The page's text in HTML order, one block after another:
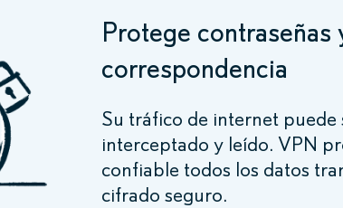
Protege contraseñas
correspondencia
Su tráfico de internet puede
interceptado y leído. VPN
confiable todos los datos
cifrado seguro.